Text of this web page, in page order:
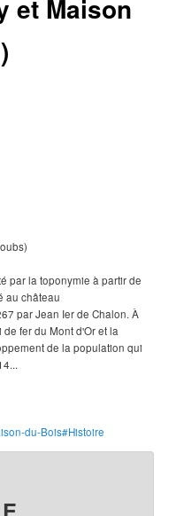
et Maison
par la toponymie à partir de
au château
par Jean Ier de Chalon. À
fer du Mont d'Or et la
de la population qui
du-Bois#Histoire